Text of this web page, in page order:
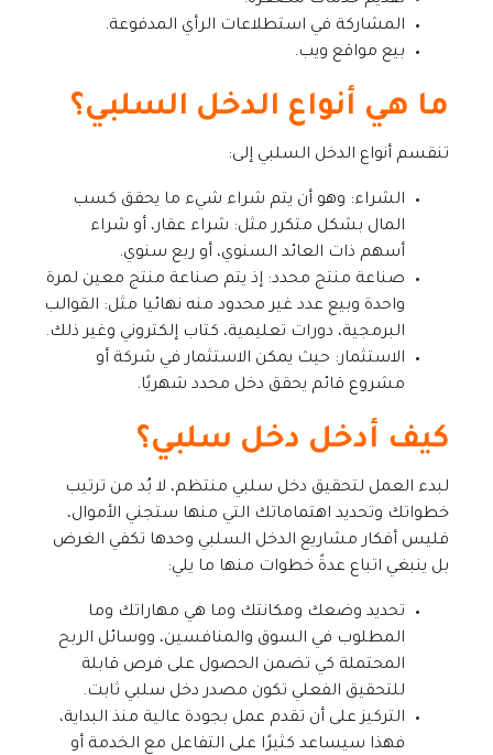
المشاركة في استطلاعات الرأي المدفوعة.
بيع مواقع ويب.
ما هي أنواع الدخل السلبي؟
تنقسم أنواع الدخل السلبي إلى:
الشراء: وهو أن يتم شراء شيء ما يحقق كسب
المال بشكل متكرر مثل: شراء عقار، أو شراء
أسهم ذات العائد السنوي، أو ربع سنوي.
صناعة منتج محدد: إذ يتم صناعة منتج معين لمرة
واحدة وبيع عدد غير محدود منه نهائيا مثل: القوالب
البرمجية، دورات تعليمية، كتاب إلكتروني وغير ذلك.
الاستثمار: حيث يمكن الاستثمار في شركة أو
مشروع قائم يحقق دخل محدد شهريًا.
كيف أدخل دخل سلبي؟
لبدء العمل لتحقيق دخل سلبي منتظم، لا بُد من ترتيب
خطواتك وتحديد اهتماماتك التي منها ستجني الأموال،
فليس أفكار مشاريع الدخل السلبي وحدها تكفي الغرض
بل ينبغي اتباع عدةً خطوات منها ما يلي:
تحديد وضعك ومكانتك وما هي مهاراتك وما
المطلوب في السوق والمنافسين، ووسائل الربح
المحتملة كي تضمن الحصول على فرص قابلة
للتحقيق الفعلي تكون مصدر دخل سلبي ثابت.
التركيز على أن تقدم عمل بجودة عالية منذ البداية،
فهذا سيساعد كثيرًا على التفاعل مع الخدمة أو